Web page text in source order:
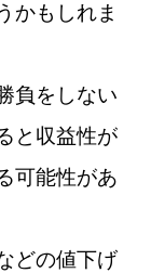
かもしれま
負をしない
と収益性が
可能性があ
どの値下げ